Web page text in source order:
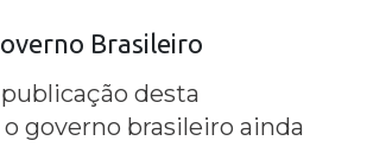
Brasileiro
desta
governo brasileiro ainda